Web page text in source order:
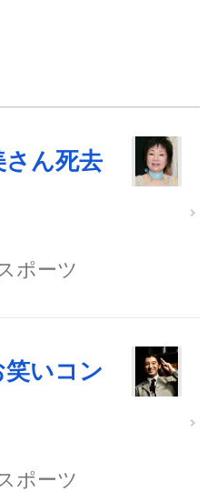
さん死去
ポーツ
いコン
ポーツ